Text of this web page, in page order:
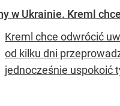
w Ukrainie. Kreml
Kreml chce odwrócić
od kilku dni
jednocześnie uspokoić